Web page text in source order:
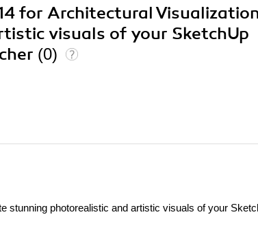
for Architectural
visuals of your SketchUp
(0)
stunning photorealistic and artistic visuals of your